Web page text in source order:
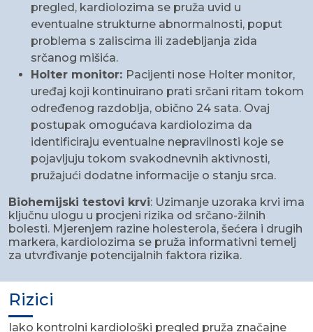
pregled, kardiolozima se pruža uvid u
eventualne strukturne abnormalnosti, poput
problema s zaliscima ili zadebljanja zida
srčanog mišića.
Holter monitor: Pacijenti nose Holter monitor,
uređaj koji kontinuirano prati srčani ritam tokom
određenog razdoblja, obično 24 sata. Ovaj
postupak omogućava kardiolozima da
identificiraju eventualne nepravilnosti koje se
pojavljuju tokom svakodnevnih aktivnosti,
pružajući dodatne informacije o stanju srca.
Biohemijski testovi krvi: Uzimanje uzoraka krvi ima
ključnu ulogu u procjeni rizika od srčano-žilnih
bolesti. Mjerenjem razine holesterola, šećera i drugih
markera, kardiolozima se pruža informativni temelj
za utvrđivanje potencijalnih faktora rizika.
Rizici
Iako kontrolni kardiološki pregled pruža značajne